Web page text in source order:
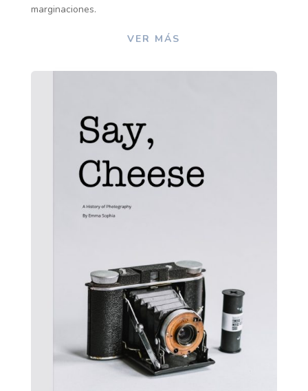
marginaciones.
VER MÁS